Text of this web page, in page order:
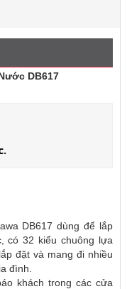
DB617
DB617 dùng để lắp
có 32 kiểu chuông lựa
đặt và mang đi nhiều
đình.
khách trong các cửa